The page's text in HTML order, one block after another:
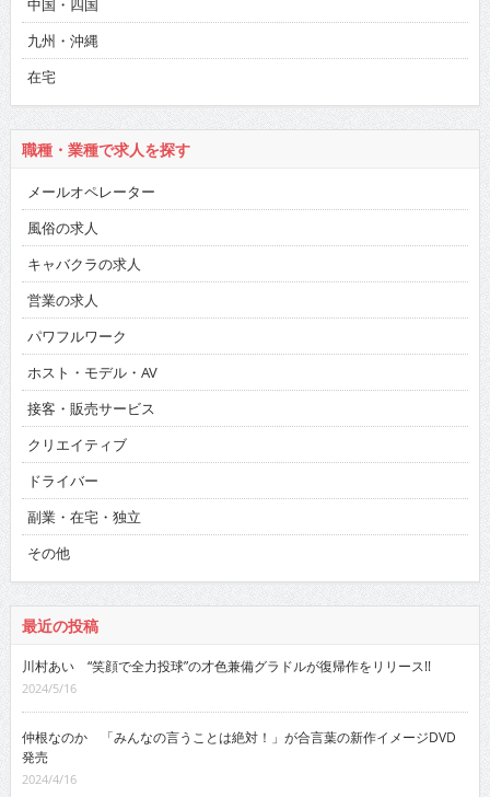
中国・四国
九州・沖縄
在宅
職種・業種で求人を探す
メールオペレーター
風俗の求人
キャバクラの求人
営業の求人
パワフルワーク
ホスト・モデル・AV
接客・販売サービス
クリエイティブ
ドライバー
副業・在宅・独立
その他
最近の投稿
川村あい “笑顔で全力投球”の才色兼備グラドルが復帰作をリリース!!
2024/5/16
仲根なのか 「みんなの言うことは絶対！」が合言葉の新作イメージDVD
発売
2024/4/16